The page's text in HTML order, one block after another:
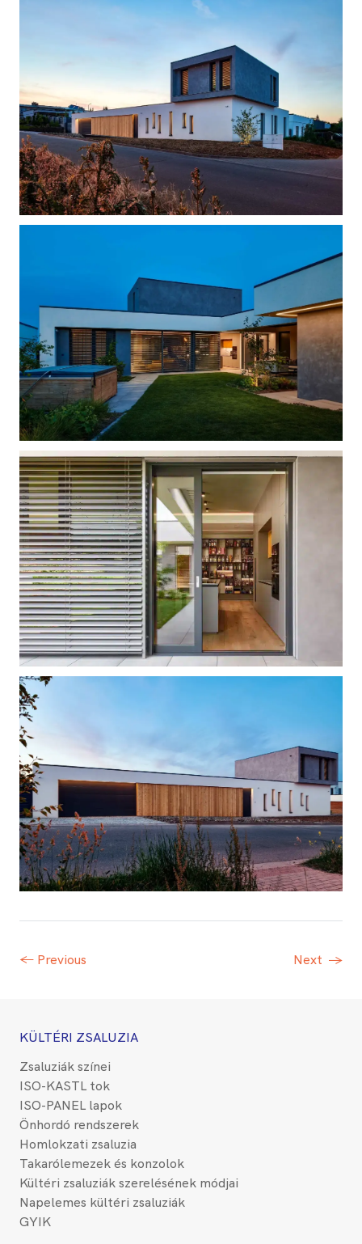
← Previous Next →
KÜLTÉRI ZSALUZIA
Zsaluziák színei
ISO-KASTL tok
ISO-PANEL lapok
Önhordó rendszerek
Homlokzati zsaluzia
Takarólemezek és konzolok
Kültéri zsaluziák szerelésének módjai
Napelemes kültéri zsaluziák
GYIK